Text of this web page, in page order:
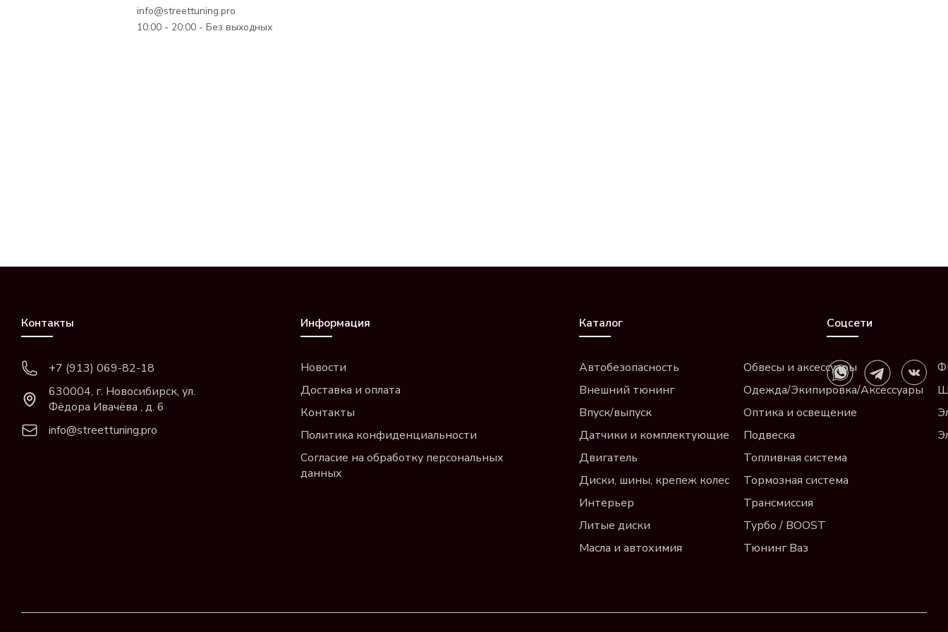
info@streettuning.pro
10:00 - 20:00 - Без выходных
Контакты
+7 (913) 069-82-18
630004, г. Новосибирск, ул.
Фёдора Ивачёва , д. 6
info@streettuning.pro
Информация
Новости
Доставка и оплата
Контакты
Политика конфиденциальности
Согласие на обработку персональных
данных
Каталог
Автобезопасность
Внешний тюнинг
Впуск/выпуск
Датчики и комплектующие
Двигатель
Диски, шины, крепеж колес
Интерьер
Литые диски
Масла и автохимия
Обвесы и аксессуары
Одежда/Экипировка/Аксессуары
Оптика и освещение
Подвеска
Топливная система
Тормозная система
Трансмиссия
Турбо / BOOST
Тюнинг Ваз
Соцсети